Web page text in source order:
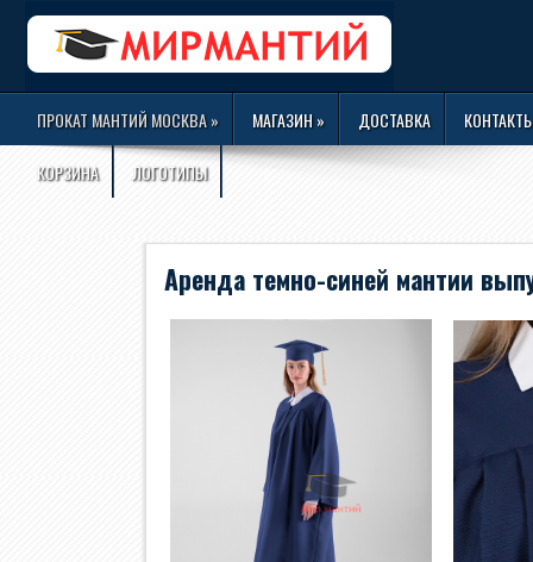
ПРОКАТ МАНТИЙ МОСКВА» МАГАЗИН» ДОСТАВКА
КОРЗИНА ЛОГОТИПЫ
Аренда темно-синей мантии